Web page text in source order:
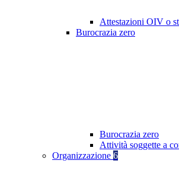
Attestazioni OIV o
Burocrazia zero
Burocrazia zero
Attività soggette a
Organizzazione 6